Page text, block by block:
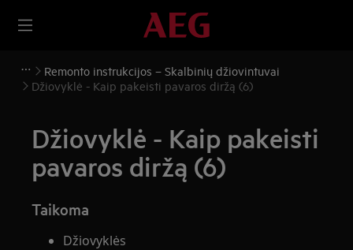
Remonto instrukcijos – Skalbinių džiovintuvai
Džiovyklė - Kaip pakeisti pavaros diržą (6)
Džiovyklė - Kaip pakeisti
pavaros diržą (6)
Taikoma
Džiovyklės